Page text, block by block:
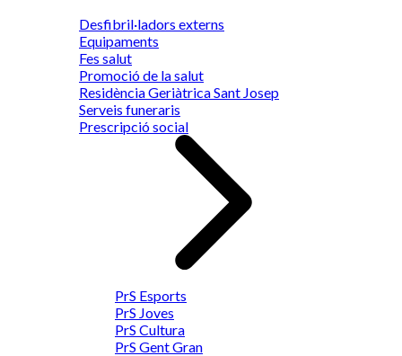
Desfibril·ladors externs
Equipaments
Fes salut
Promoció de la salut
Residència Geriàtrica Sant Josep
Serveis funeraris
Prescripció social
PrS Esports
PrS Joves
PrS Cultura
PrS Gent Gran